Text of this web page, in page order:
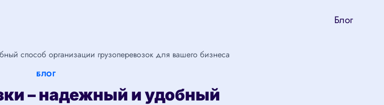
Блог
способ организации грузоперевозок для вашего бизнеса
БЛОГ
– надежный и удобный